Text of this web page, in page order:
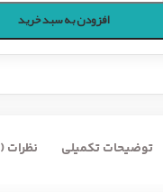
افزودن به سبد خرید
توضیحات تکمیلی نظرات (0)